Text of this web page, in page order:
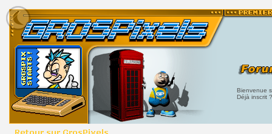
Bienvenue
Déjà inscrit